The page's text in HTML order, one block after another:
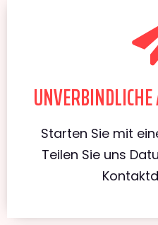
Starten Sie mit
Teilen Sie uns